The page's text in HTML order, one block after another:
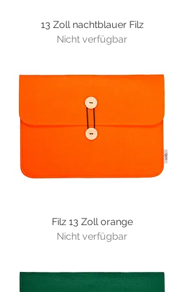
13 Zoll nachtblauer Filz
Nicht verfügbar
Filz 13 Zoll orange
Nicht verfügbar